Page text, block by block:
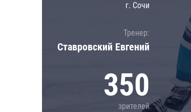
г. Сочи
Тренер:
Ставровский Евгений
350
зрителей